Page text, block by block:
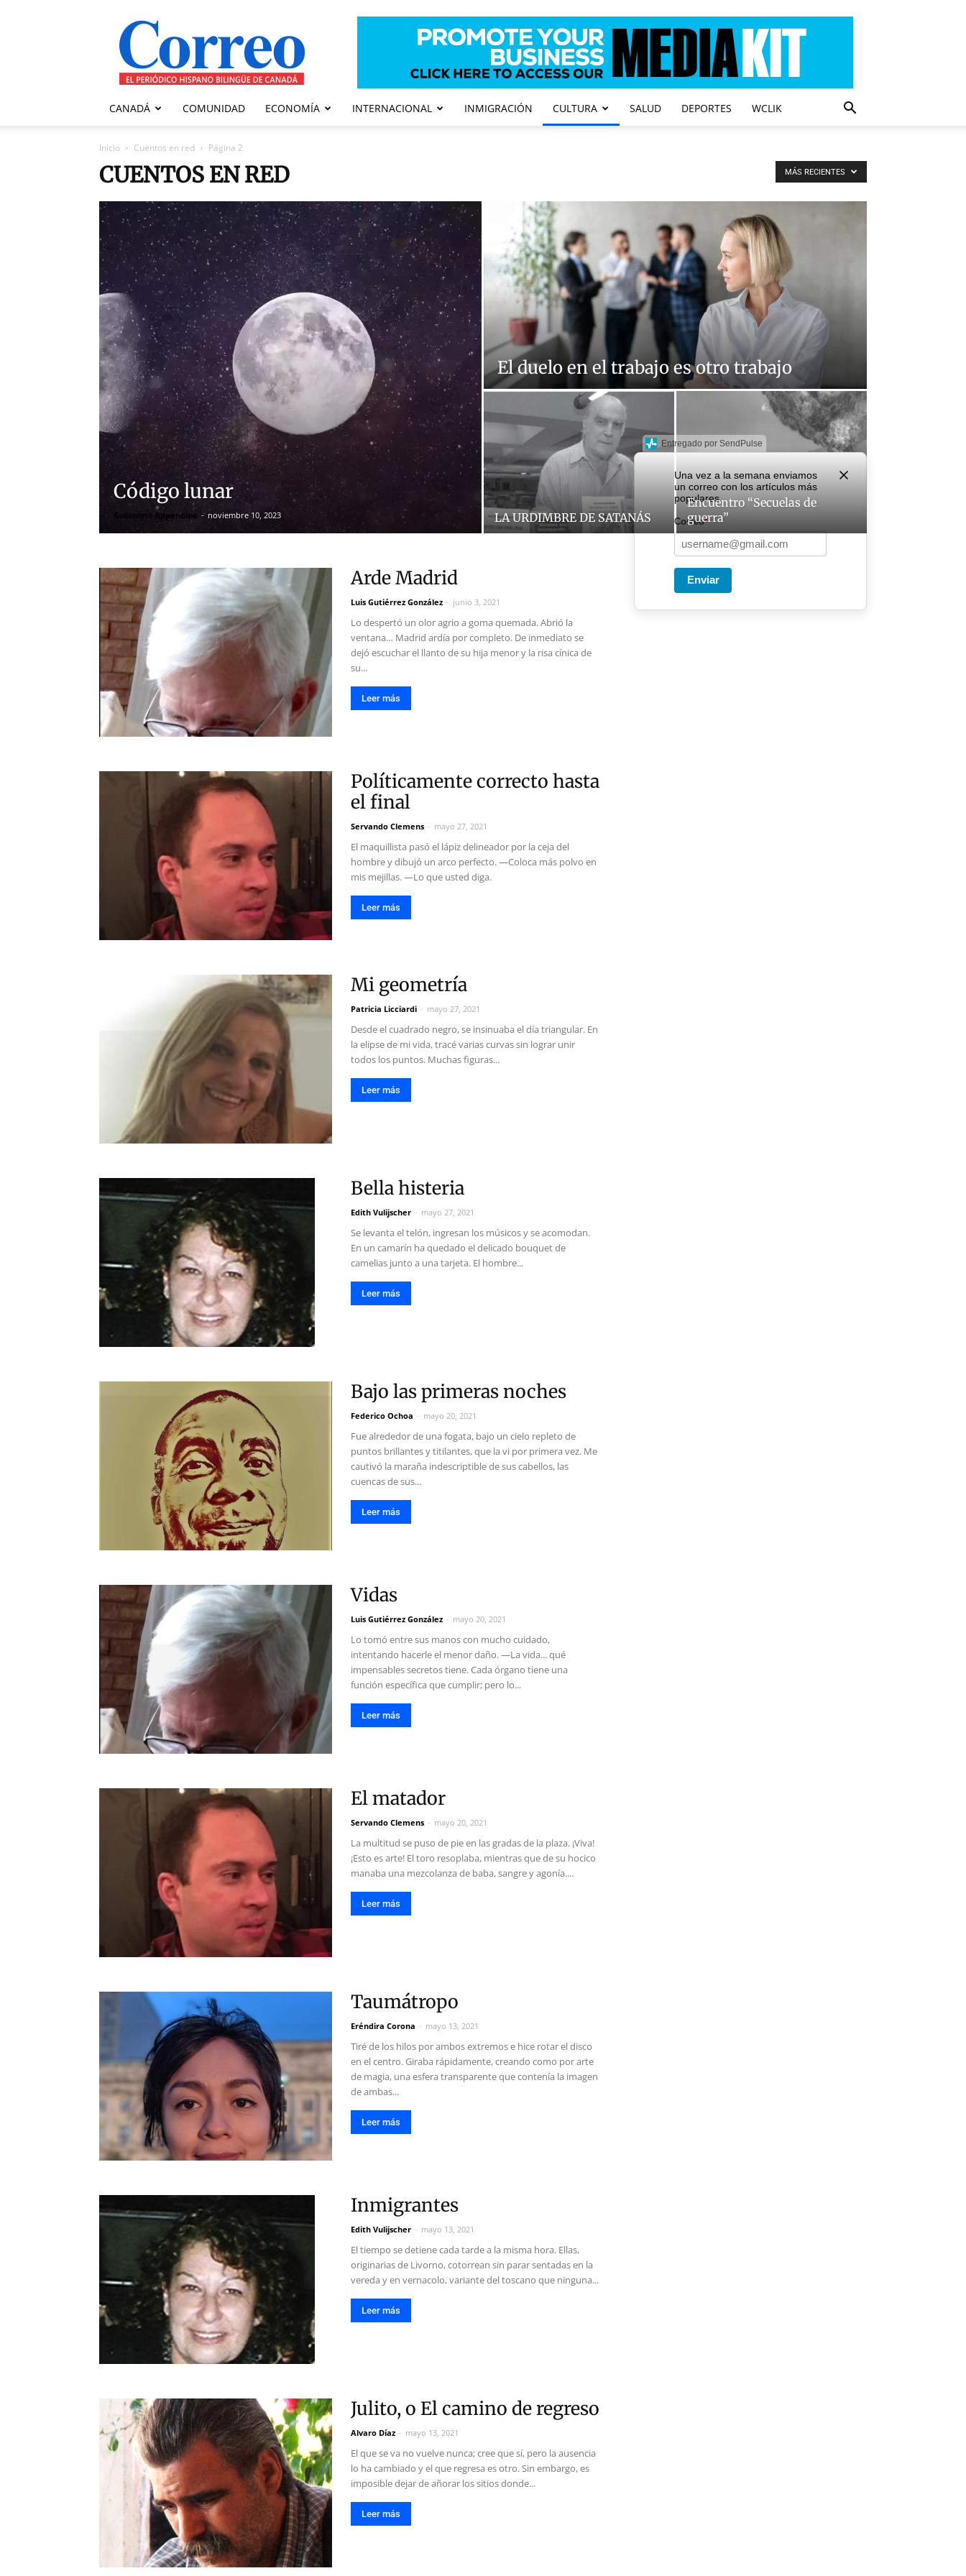
Correo
Canadiense
CANADÁ COMUNIDAD ECONOMÍA INTERNACIONAL INMIGRACIÓN CULTURA SALUD DEPORTES WCLIK
Inicio Cuentos en red Página 2
CUENTOS EN RED MÁS RECIENTES
Código lunar
Guillermo Appendino - noviembre 10, 2023
El duelo en el trabajo es otro trabajo
LA URDIMBRE DE SATANÁS
Encuentro “Secuelas de
guerra”
Arde Madrid
Luis Gutiérrez González - junio 3, 2021
Lo despertó un olor agrio a goma quemada. Abrió la
ventana… Madrid ardía por completo. De inmediato se
dejó escuchar el llanto de su hija menor y la risa cínica de
su...
Leer más
Políticamente correcto hasta
el final
Servando Clemens - mayo 27, 2021
El maquillista pasó el lápiz delineador por la ceja del
hombre y dibujó un arco perfecto. —Coloca más polvo en
mis mejillas. —Lo que usted diga.
Leer más
Mi geometría
Patricia Licciardi - mayo 27, 2021
Desde el cuadrado negro, se insinuaba el día triangular. En
la elipse de mi vida, tracé varias curvas sin lograr unir
todos los puntos. Muchas figuras...
Leer más
Bella histeria
Edith Vulijscher - mayo 27, 2021
Se levanta el telón, ingresan los músicos y se acomodan.
En un camarín ha quedado el delicado bouquet de
camelias junto a una tarjeta. El hombre...
Leer más
Bajo las primeras noches
Federico Ochoa - mayo 20, 2021
Fue alrededor de una fogata, bajo un cielo repleto de
puntos brillantes y titilantes, que la vi por primera vez. Me
cautivó la maraña indescriptible de sus cabellos, las
cuencas de sus...
Leer más
Vidas
Luis Gutiérrez González - mayo 20, 2021
Lo tomó entre sus manos con mucho cuidado,
intentando hacerle el menor daño. —La vida... qué
impensables secretos tiene. Cada órgano tiene una
función específica que cumplir; pero lo...
Leer más
El matador
Servando Clemens - mayo 20, 2021
La multitud se puso de pie en las gradas de la plaza. ¡Viva!
¡Esto es arte! El toro resoplaba, mientras que de su hocico
manaba una mezcolanza de baba, sangre y agonía....
Leer más
Taumátropo
Eréndira Corona - mayo 13, 2021
Tiré de los hilos por ambos extremos e hice rotar el disco
en el centro. Giraba rápidamente, creando como por arte
de magia, una esfera transparente que contenía la imagen
de ambas...
Leer más
Inmigrantes
Edith Vulijscher - mayo 13, 2021
El tiempo se detiene cada tarde a la misma hora. Ellas,
originarias de Livorno, cotorrean sin parar sentadas en la
vereda y en vernacolo, variante del toscano que ninguna...
Leer más
Julito, o El camino de regreso
Alvaro Díaz - mayo 13, 2021
El que se va no vuelve nunca; cree que sí, pero la ausencia
lo ha cambiado y el que regresa es otro. Sin embargo, es
imposible dejar de añorar los sitios donde...
Leer más
Una vez a la semana enviamos
un correo con los artículos más
populares.
Correo*
Enviar
Entregado por SendPulse